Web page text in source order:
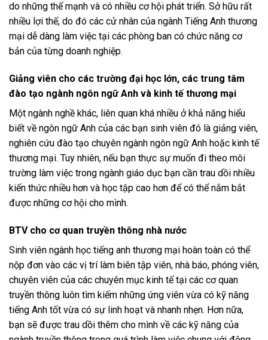
do những thế mạnh và có nhiều cơ hội phát triển. Sở hữu rất
nhiều lợi thế, do đó các cử nhân của ngành Tiếng Anh thương
mại dễ dàng làm việc tại các phòng ban có chức năng cơ
bản của từng doanh nghiệp.
Giảng viên cho các trường đại học lớn, các trung tâm
đào tạo ngành ngôn ngữ Anh và kinh tế thương mại
Một ngành nghề khác, liên quan khá nhiều ở khả năng hiểu
biết về ngôn ngữ Anh của các bạn sinh viên đó là giảng viên,
nghiên cứu đào tạo chuyên ngành ngôn ngữ Anh hoặc kinh tế
thương mại. Tuy nhiên, nếu bạn thực sự muốn đi theo môi
trường làm việc trong ngành giáo dục bạn cần trau dồi nhiều
kiến thức nhiều hơn và học tập cao hơn để có thể nắm bắt
được những cơ hội cho mình.
BTV cho cơ quan truyền thông nhà nước
Sinh viên ngành học tiếng anh thương mại hoàn toàn có thể
nộp đơn vào các vị trí làm biên tập viên, nhà báo, phóng viên,
chuyên viên của các chuyên mục kinh tế tại các cơ quan
truyền thông luôn tìm kiếm những ứng viên vừa có kỹ năng
tiếng Anh tốt vừa có sự linh hoạt và nhanh nhẹn. Hơn nữa,
bạn sẽ được trau dồi thêm cho mình về các kỹ năng của